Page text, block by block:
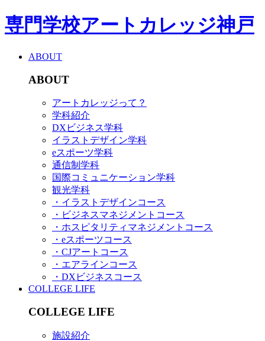
専門学校アートカレッジ神戸
ABOUT
ABOUT
アートカレッジって？
学科紹介
DXビジネス学科
イラストデザイン学科
eスポーツ学科
通信制学科
国際コミュニケーション学科
観光学科
・イラストデザインコース
・ビジネスマネジメントコース
・ホスピタリティマネジメントコース
・eスポーツコース
・CJアートコース
・エアラインコース
・DXビジネスコース
COLLEGE LIFE
COLLEGE LIFE
施設紹介